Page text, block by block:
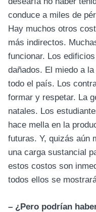
conduce a miles de
Hay muchos otros
más indirectos.
funcionar. Los
dañados. El miedo a
todo el país. Los
formar y respetar. La
natales. Los
hace mella en la
futuras. Y, quizás aún
una carga sustancial
estos costos son
todos ellos se
– ¿Pero podrían